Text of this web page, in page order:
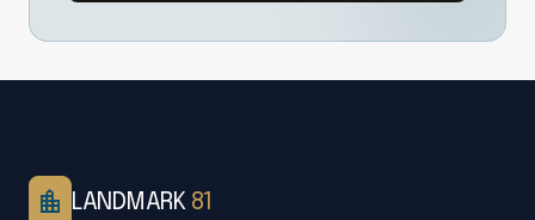
location_city LANDMARK 81